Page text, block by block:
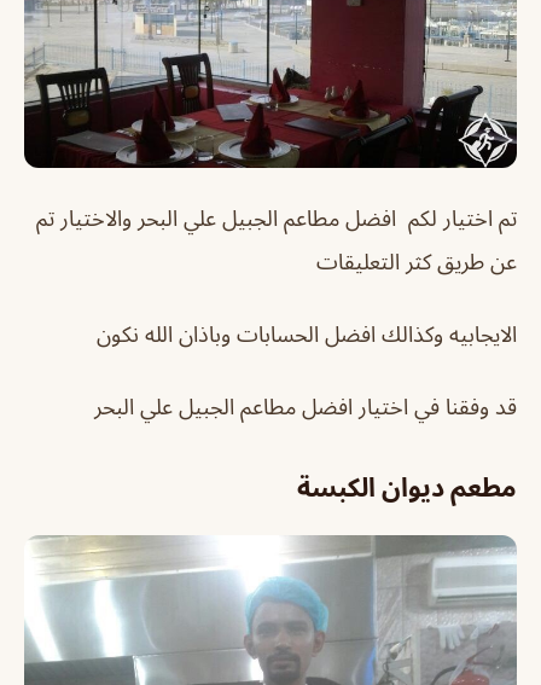
تم اختيار لكم افضل مطاعم الجبيل علي البحر والاختيار تم
عن طريق كثر التعليقات
الايجابيه وكذالك افضل الحسابات وباذان الله نكون
قد وفقنا في اختيار افضل مطاعم الجبيل علي البحر
مطعم ديوان الكبسة